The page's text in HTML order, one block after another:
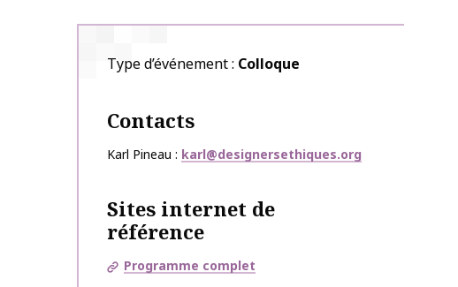
Type d’événement Colloque
Contacts
Karl Pineau karl@designersethiques.org
Sites internet de
référence
Programme complet